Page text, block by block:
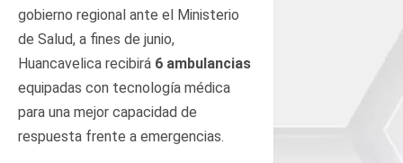
gobierno regional ante el Ministerio
de Salud, a fines de junio,
Huancavelica recibirá 6 ambulancias
equipadas con tecnología médica
para una mejor capacidad de
respuesta frente a emergencias.